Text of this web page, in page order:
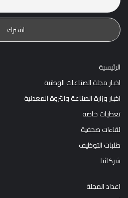
الرئيسية
اخبار مجلة الصناعات الوطنية
اخبار وزارة الصناعة والثروة المعدنية
تغطيات خاصة
لقاءات صحفية
طلبات التوظيف
شركائنا
اعداد المجلة